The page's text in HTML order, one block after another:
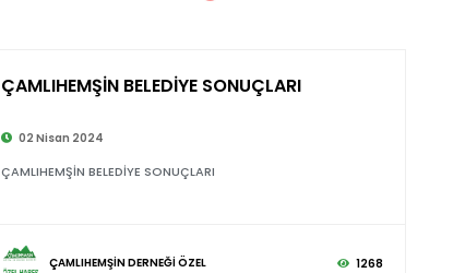
ÇAMLIHEMŞİN BELEDİYE SONUÇLARI
02 Nisan 2024
ÇAMLIHEMŞİN BELEDİYE SONUÇLARI
ÇAMLIHEMŞİN DERNEĞİ ÖZEL 1268